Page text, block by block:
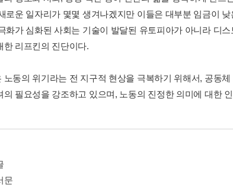
로운 일자리가 몇몇 생겨나겠지만 이들은 대부분 임금이
화가 심화된 사회는 기술이 발달된 유토피아가 아니라 디
한 리프킨의 진단이다.
노동의 위기라는 전 지구적 현상을 극복하기 위해서, 공동
의 필요성을 강조하고 있으며, 노동의 진정한 의미에 대한
문